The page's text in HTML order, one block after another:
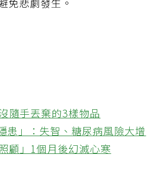
免悲劇發生。
隨手丟棄的3樣物品
患」：失智、糖尿病風險大增
顧」1個月後幻滅心寒